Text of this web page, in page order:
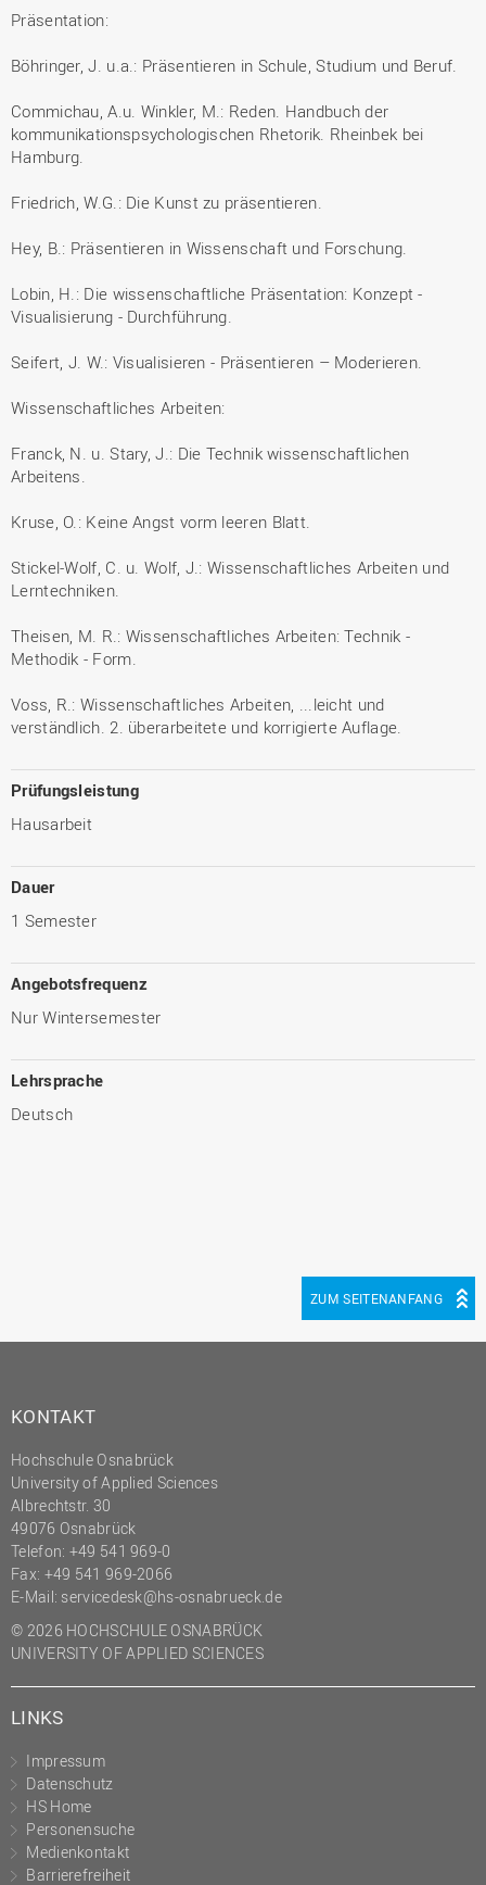
Präsentation:
Böhringer, J. u.a.: Präsentieren in Schule, Studium und Beruf.
Commichau, A.u. Winkler, M.: Reden. Handbuch der
kommunikationspsychologischen Rhetorik. Rheinbek bei
Hamburg.
Friedrich, W.G.: Die Kunst zu präsentieren.
Hey, B.: Präsentieren in Wissenschaft und Forschung.
Lobin, H.: Die wissenschaftliche Präsentation: Konzept -
Visualisierung - Durchführung.
Seifert, J. W.: Visualisieren - Präsentieren – Moderieren.
Wissenschaftliches Arbeiten:
Franck, N. u. Stary, J.: Die Technik wissenschaftlichen
Arbeitens.
Kruse, O.: Keine Angst vorm leeren Blatt.
Stickel-Wolf, C. u. Wolf, J.: Wissenschaftliches Arbeiten und
Lerntechniken.
Theisen, M. R.: Wissenschaftliches Arbeiten: Technik -
Methodik - Form.
Voss, R.: Wissenschaftliches Arbeiten, ...leicht und
verständlich. 2. überarbeitete und korrigierte Auflage.
Prüfungsleistung
Hausarbeit
Dauer
1 Semester
Angebotsfrequenz
Nur Wintersemester
Lehrsprache
Deutsch
ZUM SEITENANFANG
KONTAKT
Hochschule Osnabrück
University of Applied Sciences
Albrechtstr. 30
49076 Osnabrück
Telefon: +49 541 969-0
Fax: +49 541 969-2066
E-Mail: servicedesk@hs-osnabrueck.de
© 2026 HOCHSCHULE OSNABRÜCK
UNIVERSITY OF APPLIED SCIENCES
LINKS
Impressum
Datenschutz
HS Home
Personensuche
Medienkontakt
Barrierefreiheit